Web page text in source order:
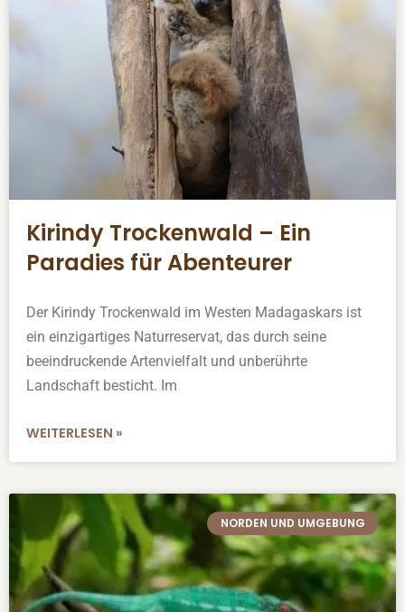
Kirindy Trockenwald – Ein
Paradies für Abenteurer
Der Kirindy Trockenwald im Westen Madagaskars ist
ein einzigartiges Naturreservat, das durch seine
beeindruckende Artenvielfalt und unberührte
Landschaft besticht. Im
WEITERLESEN »
NORDEN UND UMGEBUNG